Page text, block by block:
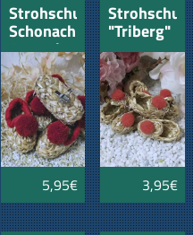
Strohschuh
Schonach
8cm mit
Klipp und
Nadel
5,95€
"Triberg"
rot 4cm
3,95€